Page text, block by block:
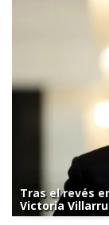
Tras el revés
Victoria